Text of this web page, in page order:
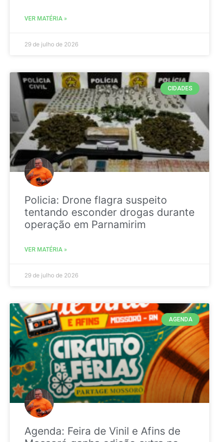
VER MATÉRIA »
29 de julho de 2026
CIDADES
Policia: Drone flagra suspeito
tentando esconder drogas durante
operação em Parnamirim
VER MATÉRIA »
29 de julho de 2026
AGENDA
Agenda: Feira de Vinil e Afins de